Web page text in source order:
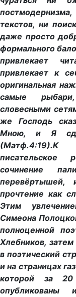
текстов, ни
даже просто
формального
привлекает
привлекает к
оригинальная
самые
словесными
же Господь
Мною, и Я
(Матф.4:19).К
писательское
сочинение
перевёртышей,
прочтение как
Этим
Симеона
полноценной
Хлебников,
в поэтический
и на страницах
которой за